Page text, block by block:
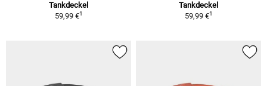
Tankdeckel
59,99 €1
Tankdeckel
59,99 €1